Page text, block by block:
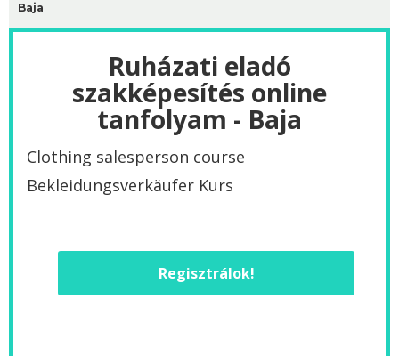
Baja
Ruházati eladó
szakképesítés online
tanfolyam - Baja
Clothing salesperson course
Bekleidungsverkäufer Kurs
Regisztrálok!